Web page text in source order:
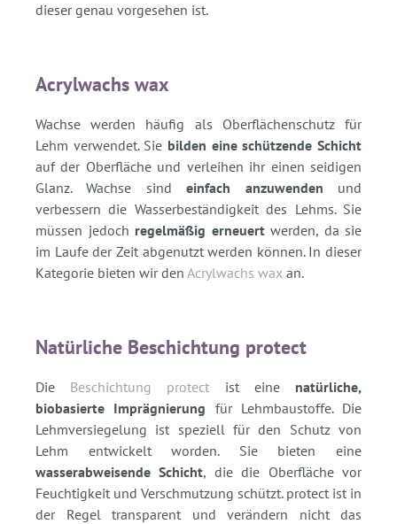
dieser genau vorgesehen ist.
Acrylwachs wax
Wachse werden häufig als Oberflächenschutz für
Lehm verwendet. Sie bilden eine schützende Schicht
auf der Oberfläche und verleihen ihr einen seidigen
Glanz. Wachse sindeinfach anzuwenden und
verbessern die Wasserbeständigkeit des Lehms. Sie
müssen jedoch regelmäßig erneuertwerden, da sie
im Laufe der Zeit abgenutzt werden können. In dieser
Kategorie bieten wir den Acrylwachs wax an.
Natürliche Beschichtung protect
Die Beschichtung protect ist eine natürliche,
biobasierte Imprägnierung für Lehmbaustoffe. Die
Lehmversiegelung ist speziell für den Schutz von
Lehm entwickelt worden. Sie bieten eine
wasserabweisende Schicht, die die Oberfläche vor
Feuchtigkeit und Verschmutzung schützt. protect ist in
der Regel transparent und verändern nicht das